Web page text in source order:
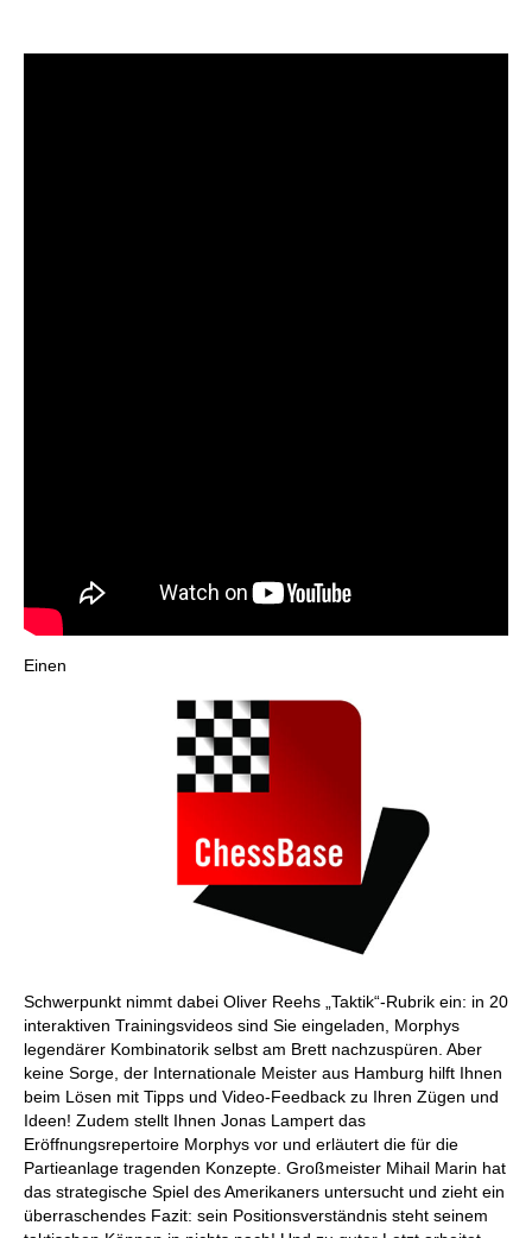
Einen
Schwerpunkt nimmt dabei Oliver Reehs „Taktik“-Rubrik ein: in 20
interaktiven Trainingsvideos sind Sie eingeladen, Morphys
legendärer Kombinatorik selbst am Brett nachzuspüren. Aber
keine Sorge, der Internationale Meister aus Hamburg hilft Ihnen
beim Lösen mit Tipps und Video-Feedback zu Ihren Zügen und
Ideen! Zudem stellt Ihnen Jonas Lampert das
Eröffnungsrepertoire Morphys vor und erläutert die für die
Partieanlage tragenden Konzepte. Großmeister Mihail Marin hat
das strategische Spiel des Amerikaners untersucht und zieht ein
überraschendes Fazit: sein Positionsverständnis steht seinem